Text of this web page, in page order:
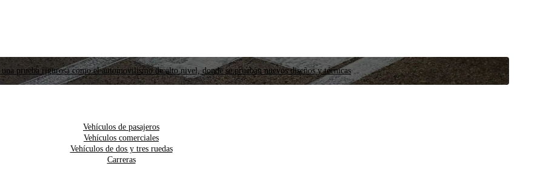
prueba rigurosa como el automovilismo de alto nivel, donde se prueban nuevos diseños y técnicas
Vehículos de pasajeros
Vehículos comerciales
Vehículos de dos y tres ruedas
Carreras